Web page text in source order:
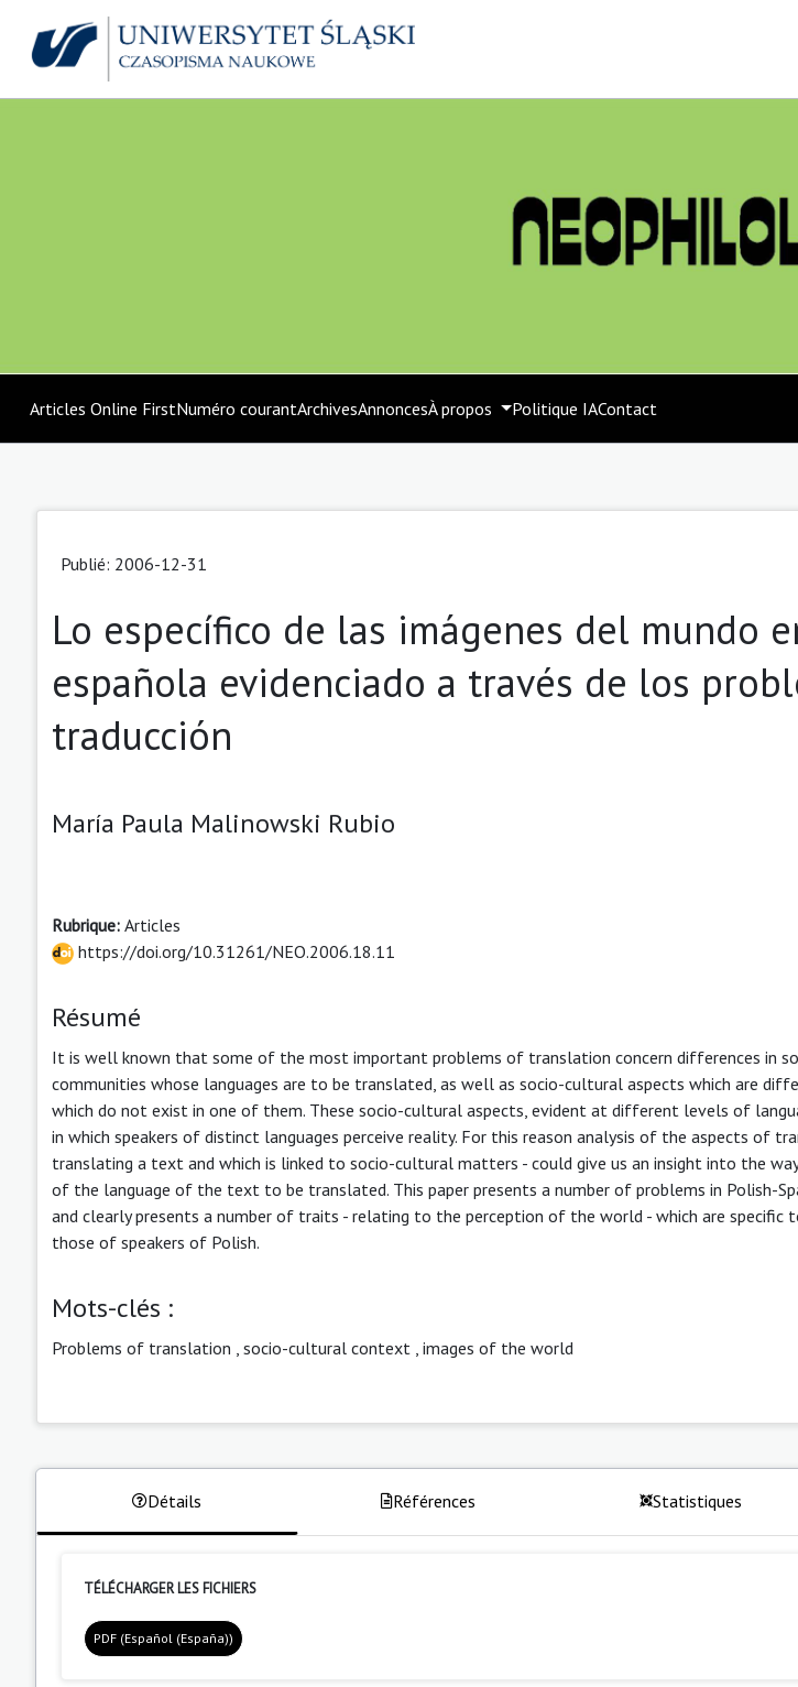
Articles Online FirstNuméro courantArchivesAnnoncesÀ propos Politique IAContact
Publié: 2006-12-31
Lo específico de las imágenes del mundo
española evidenciado a través de los
traducción
María Paula Malinowski Rubio
Rubrique: Articles
https://doi.org/10.31261/NEO.2006.18.11
Résumé
It is well known that some of the most important problems of translation concern differences in
communities whose languages are to be translated, as well as socio-cultural aspects which are
which do not exist in one of them. These socio-cultural aspects, evident at different levels of
in which speakers of distinct languages perceive reality. For this reason analysis of the aspects of
translating a text and which is linked to socio-cultural matters - could give us an insight into the
of the language of the text to be translated. This paper presents a number of problems in Polish-
and clearly presents a number of traits - relating to the perception of the world - which are specific
those of speakers of Polish.
Mots-clés :
Problems of translation socio-cultural context images of the world
Détails Références Statistiques
TÉLÉCHARGER LES FICHIERS
PDF (Español (España))